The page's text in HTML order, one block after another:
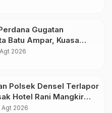
Gugatan
Batu Ampar, Kuasa
Tak Ikut Tergugat di
2026
Polsek Densel Terlapor
Hotel Rani Mangkir
Ternyata Masih di
Agt 2026